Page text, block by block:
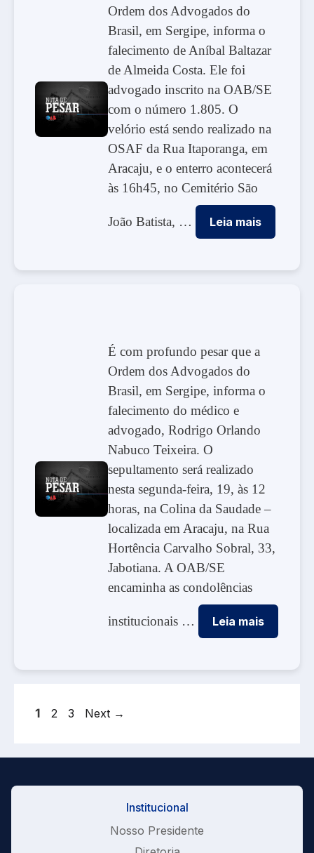
Ordem dos Advogados do
Brasil, em Sergipe, informa o
falecimento de Aníbal Baltazar
de Almeida Costa. Ele foi
advogado inscrito na OAB/SE
com o número 1.805. O
velório está sendo realizado na
OSAF da Rua Itaporanga, em
Aracaju, e o enterro acontecerá
às 16h45, no Cemitério São
João Batista, … Leia mais
É com profundo pesar que a
Ordem dos Advogados do
Brasil, em Sergipe, informa o
falecimento do médico e
advogado, Rodrigo Orlando
Nabuco Teixeira. O
sepultamento será realizado
nesta segunda-feira, 19, às 12
horas, na Colina da Saudade –
localizada em Aracaju, na Rua
Hortência Carvalho Sobral, 33,
Jabotiana. A OAB/SE
encaminha as condolências
institucionais … Leia mais
Page
1 Page
2 Page
3 Next →
Institucional
Nosso Presidente